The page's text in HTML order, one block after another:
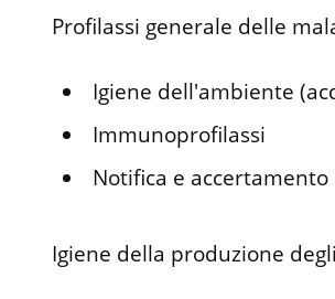
Profilassi generale delle
Igiene dell'ambiente
Immunoprofilassi
Notifica e
Igiene della produzione